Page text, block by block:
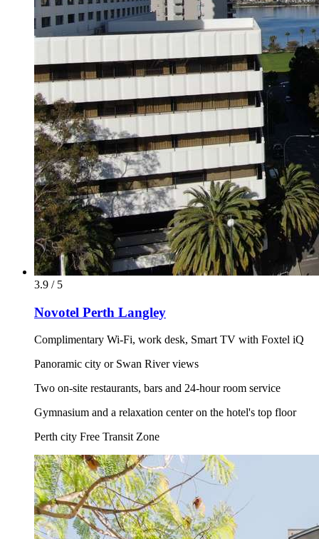
3.9 / 5
Novotel Perth Langley
Complimentary Wi-Fi, work desk, Smart TV with Foxtel iQ
Panoramic city or Swan River views
Two on-site restaurants, bars and 24-hour room service
Gymnasium and a relaxation center on the hotel's top floor
Perth city Free Transit Zone